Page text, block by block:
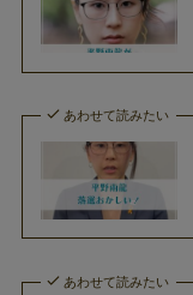
あわせて読みたい
あわせて読みたい